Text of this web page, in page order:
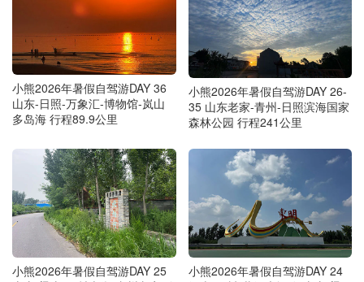
小熊2026年暑假自驾游DAY 36
山东-日照-万象汇-博物馆-岚山
多岛海 行程89.9公里
小熊2026年暑假自驾游DAY 26-
35 山东老家-青州-日照滨海国家
森林公园 行程241公里
小熊2026年暑假自驾游DAY 25
小熊2026年暑假自驾游DAY 24